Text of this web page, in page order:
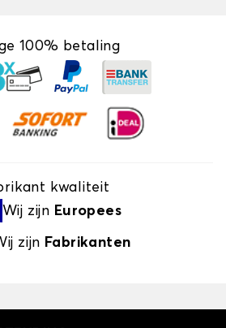
100% betaling
kwaliteit
Wij zijn Europees
zijn Fabrikanten